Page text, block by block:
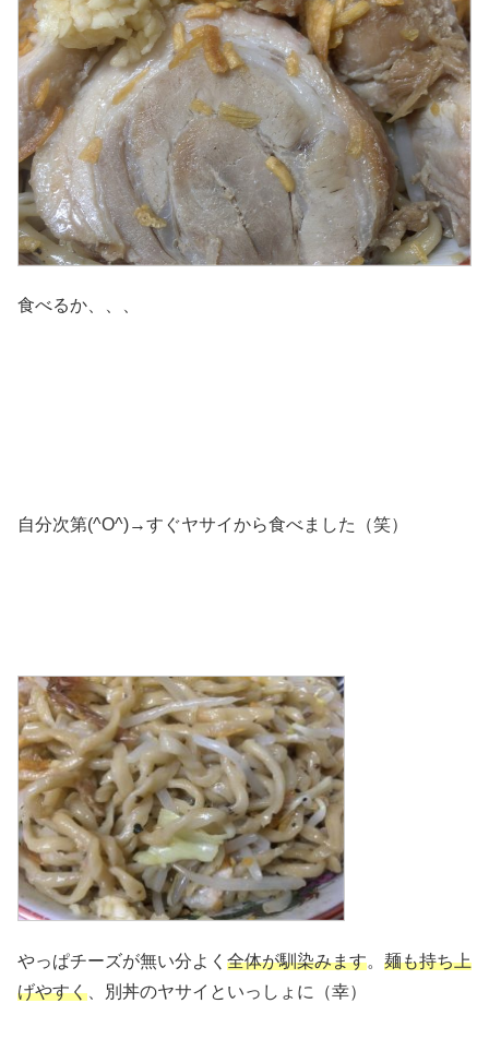
食べるか、、、
自分次第(^O^)→すぐヤサイから食べました（笑）
やっぱチーズが無い分よく 全体が馴染みます。 麺も持ち上
げやすく 、別丼のヤサイといっしょに（幸）